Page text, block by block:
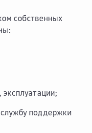
собственных
эксплуатации;
поддержки